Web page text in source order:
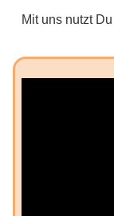
Mit uns nutzt